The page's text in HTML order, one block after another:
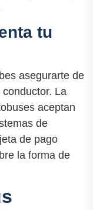
tu
asegurarte de
La
aceptan
de
de pago
la forma de